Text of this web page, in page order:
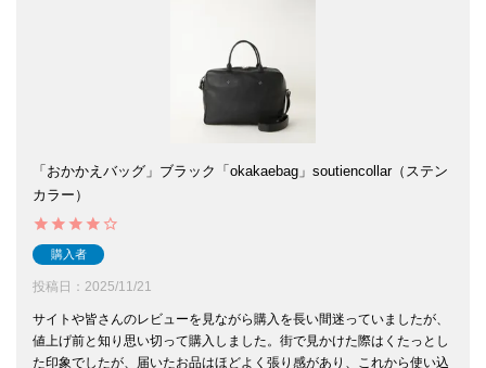
「おかかえバッグ」ブラック「okakaebag」soutiencollar（ステン
カラー）
購入者
投稿日 2025/11/21
サイトや皆さんのレビューを見ながら購入を長い間迷っていましたが、
値上げ前と知り思い切って購入しました。街で見かけた際はくたっとし
た印象でしたが、届いたお品はほどよく張り感があり、これから使い込